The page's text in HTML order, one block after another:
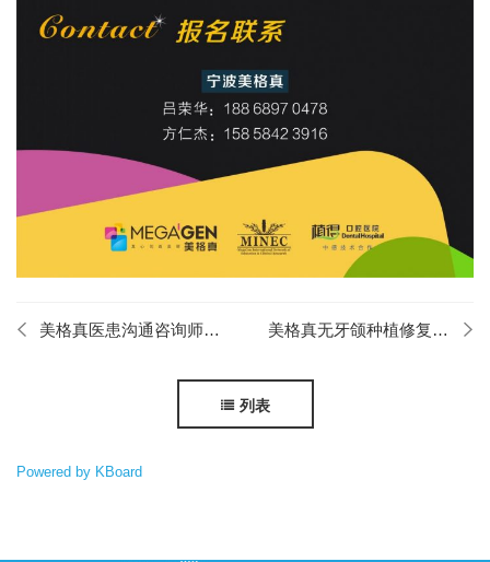
美格真医患沟通咨询师培训班 美格真无牙颌种植修复培训班
列表
Powered by KBoard